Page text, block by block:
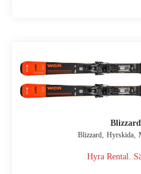
Blizzard, Hyrskida,
Hyra Rental.